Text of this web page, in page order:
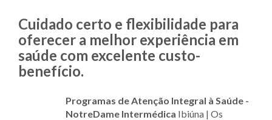
Cuidado certo e flexibilidade para
oferecer a melhor experiência em
saúde com excelente custo-
benefício.
Programas de Atenção Integral à Saúde -
NotreDame Intermédica Ibiúna | Os